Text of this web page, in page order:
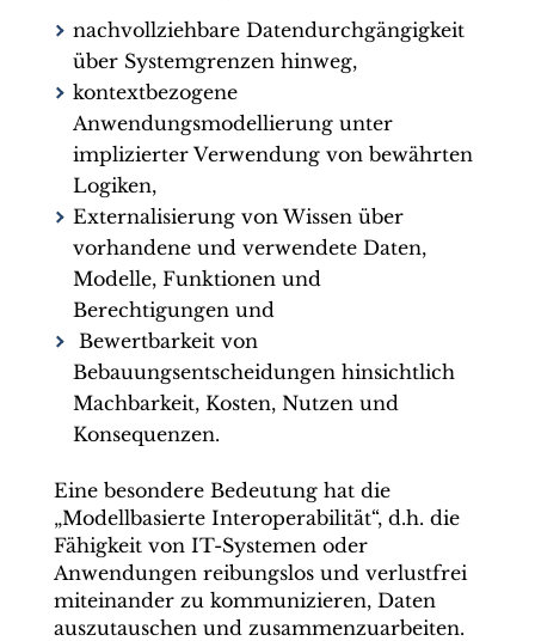
nachvollziehbare Datendurchgängigkeit
über Systemgrenzen hinweg,
kontextbezogene
Anwendungsmodellierung unter
implizierter Verwendung von bewährten
Logiken,
Externalisierung von Wissen über
vorhandene und verwendete Daten,
Modelle, Funktionen und
Berechtigungen und
Bewertbarkeit von
Bebauungsentscheidungen hinsichtlich
Machbarkeit, Kosten, Nutzen und
Konsequenzen.
Eine besondere Bedeutung hat die
„Modellbasierte Interoperabilität“, d.h. die
Fähigkeit von IT-Systemen oder
Anwendungen reibungslos und verlustfrei
miteinander zu kommunizieren, Daten
auszutauschen und zusammenzuarbeiten.